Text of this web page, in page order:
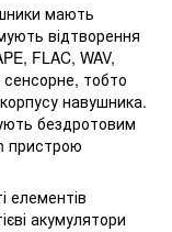
мають
відтворення
FLAC, WAV,
сенсорне, тобто
навушника.
бездротовим
пристрою
елементів
акумулятори